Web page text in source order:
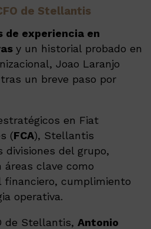
de Stellantis
de experiencia en
y un historial probado en
Joao Laranjo
un breve paso por
en Fiat
(FCA), Stellantis
divisiones del grupo,
áreas clave como
cumplimiento
operativa.
de Stellantis, Antonio